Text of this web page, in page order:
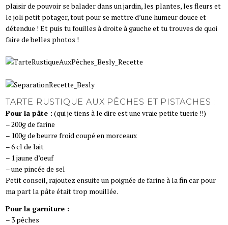
plaisir de pouvoir se balader dans un jardin, les plantes, les fleurs et
le joli petit potager, tout pour se mettre d’une humeur douce et
détendue ! Et puis tu fouilles à droite à gauche et tu trouves de quoi
faire de belles photos !
TARTE RUSTIQUE AUX PÊCHES ET PISTACHES :
Pour la pâte : (qui je tiens à le dire est une vraie petite tuerie !!)
– 200g de farine
– 100g de beurre froid coupé en morceaux
– 6 cl de lait
– 1 jaune d’oeuf
– une pincée de sel
Petit conseil, rajoutez ensuite un poignée de farine à la fin car pour
ma part la pâte était trop mouillée.
Pour la garniture :
– 3 pêches